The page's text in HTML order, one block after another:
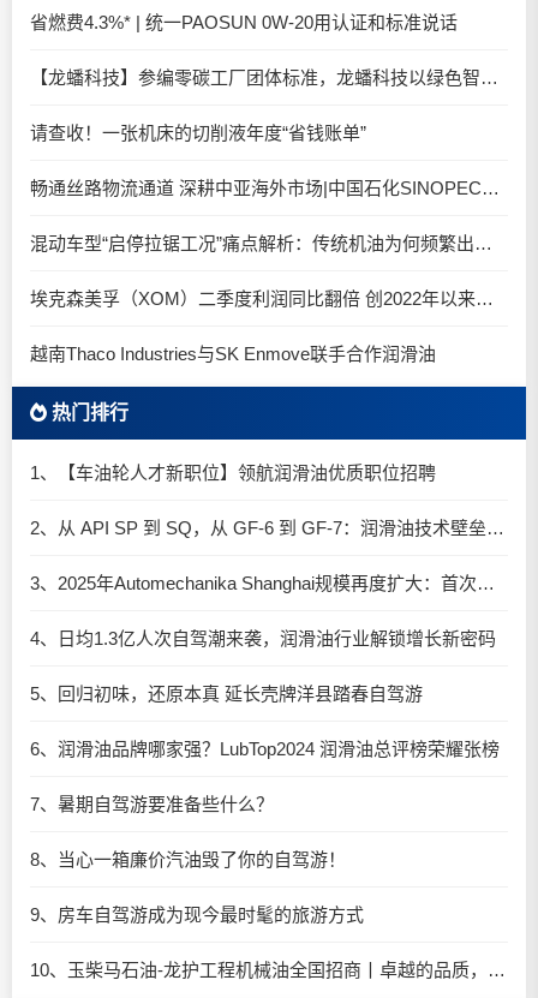
省燃费4.3%* | 统一PAOSUN 0W-20用认证和标准说话
【龙蟠科技】参编零碳工厂团体标准，龙蟠科技以绿色智造锚定零碳未来
请查收！一张机床的切削液年度“省钱账单”
畅通丝路物流通道 深耕中亚海外市场|中国石化SINOPEC润滑油北京-阿拉木图图定班列顺利抵达
混动车型“启停拉锯工况”痛点解析：传统机油为何频繁出现油泥堆积？
埃克森美孚（XOM）二季度利润同比翻倍 创2022年以来新高
越南Thaco Industries与SK Enmove联手合作润滑油
热门排行
1、【车油轮人才新职位】领航润滑油优质职位招聘
2、从 API SP 到 SQ，从 GF-6 到 GF-7：润滑油技术壁垒再升高，你准备好了吗？
3、2025年Automechanika Shanghai规模再度扩大：首次启用国家会展中心（上海）全部15个展馆
4、日均1.3亿人次自驾潮来袭，润滑油行业解锁增长新密码​
5、回归初味，还原本真 延长壳牌洋县踏春自驾游
6、润滑油品牌哪家强？LubTop2024 润滑油总评榜荣耀张榜
7、暑期自驾游要准备些什么？
8、当心一箱廉价汽油毁了你的自驾游！
9、房车自驾游成为现今最时髦的旅游方式
10、玉柴马石油-龙护工程机械油全国招商丨卓越的品质，专业的品牌！